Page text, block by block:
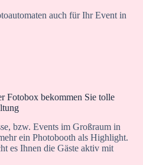
auch für Ihr Event in
Fotobox bekommen Sie tolle
bzw. Events im Großraum in
ein Photobooth als Highlight.
es Ihnen die Gäste aktiv mit